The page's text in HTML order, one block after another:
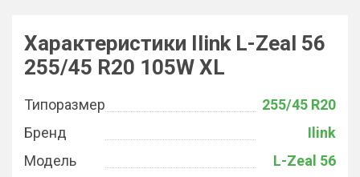
Характеристики Ilink L-Zeal 56
255/45 R20 105W XL
Типоразмер
255/45 R20
Бренд
Ilink
Модель
L-Zeal 56